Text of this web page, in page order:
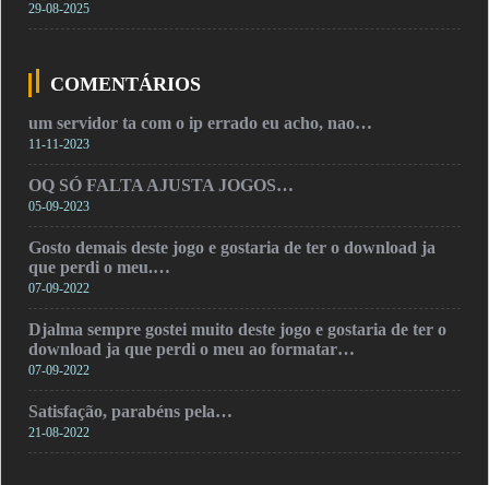
29-08-2025
COMENTÁRIOS
um servidor ta com o ip errado eu acho, nao…
11-11-2023
OQ SÓ FALTA AJUSTA JOGOS…
05-09-2023
Gosto demais deste jogo e gostaria de ter o download ja
que perdi o meu.…
07-09-2022
Djalma sempre gostei muito deste jogo e gostaria de ter o
download ja que perdi o meu ao formatar…
07-09-2022
Satisfação, parabéns pela…
21-08-2022